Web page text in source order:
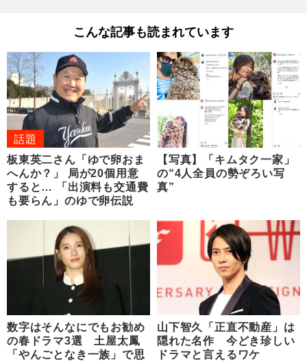
こんな記事も読まれています
話題
板東英二さん「ゆで卵おま
へんか？」 局が20個用意
すると… 「出演料も交通費
も要らん」のゆで卵伝説
【写真】「キムタク一家」
の“4人全員の勢ぞろい写
真”
数字はそんなにでもお勧め
の春ドラマ3選 土屋太鳳
「やんごとなき一族」で思
山下智久「正直不動産」は
隠れた名作 今どき珍しい
ドラマと言えるワケ